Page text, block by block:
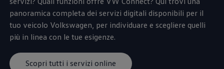
panoramica completa dei servizi digitali disponibili per il
tuo veicolo Volkswagen , per individuare e scegliere quelli
più in linea con le tue esigenze.
Scopri tutti i servizi online